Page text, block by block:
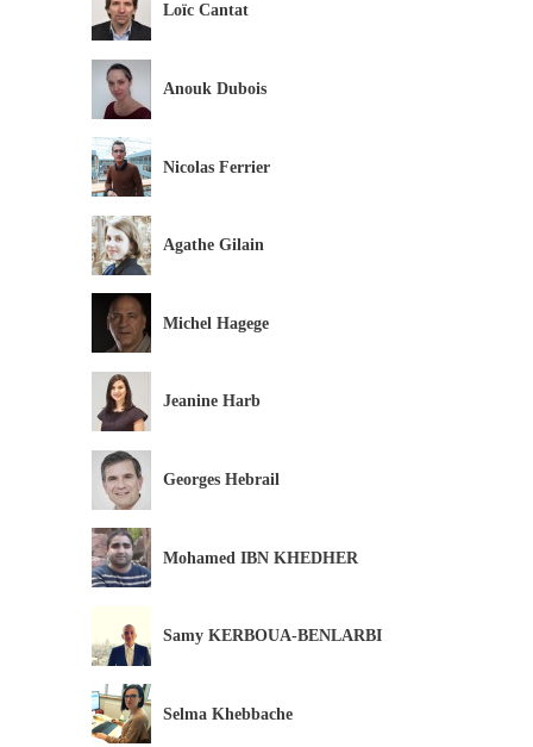
Loïc Cantat
Anouk Dubois
Nicolas Ferrier
Agathe Gilain
Michel Hagege
Jeanine Harb
Georges Hebrail
Mohamed IBN KHEDHER
Samy KERBOUA-BENLARBI
Selma Khebbache